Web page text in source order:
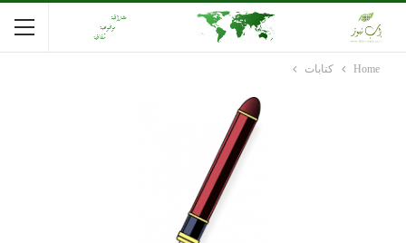
Home كتابات